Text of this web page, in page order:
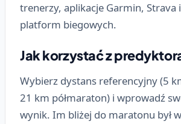
trenerzy, aplikacje Garmin, Strava
platform biegowych.
Jak korzystać z
Wybierz dystans referencyjny (5
21 km półmaraton) i wprowadź
wynik. Im bliżej do maratonu był